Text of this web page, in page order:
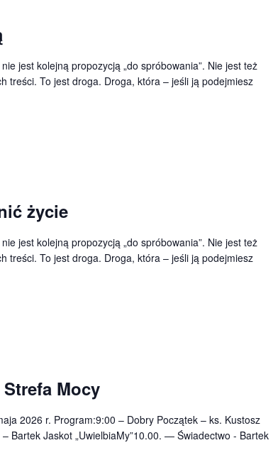
jest kolejną propozycją „do spróbowania”. Nie jest też
treści. To jest droga. Droga, która – jeśli ją podejmiesz
życie
jest kolejną propozycją „do spróbowania”. Nie jest też
treści. To jest droga. Droga, która – jeśli ją podejmiesz
Strefa Mocy
2026 r. Program:9:00 – Dobry Początek – ks. Kustosz
Bartek Jaskot „UwielbiaMy”10.00. — Świadectwo - Bartek